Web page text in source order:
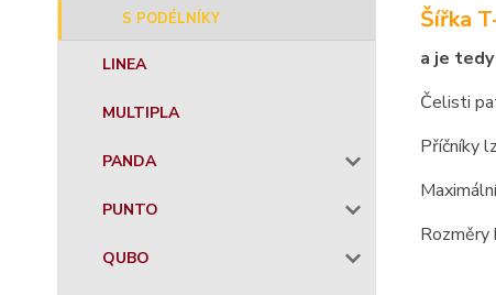
S PODÉLNÍKY
LINEA
MULTIPLA
PANDA
PUNTO
QUBO
Šířka
a je
Čelisti
Příčníky
Rozměry